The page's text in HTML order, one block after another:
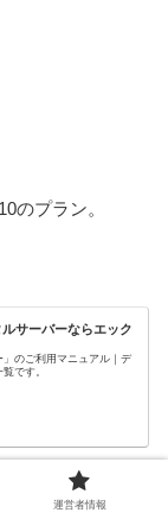
のプラン。
サーバーならエック
のご利用マニュアル｜デ
です。
運営者情報